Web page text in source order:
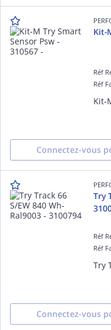
Réf
Réf
Kit-
Connectez-vous
Try
Réf
Réf
Connectez-vous